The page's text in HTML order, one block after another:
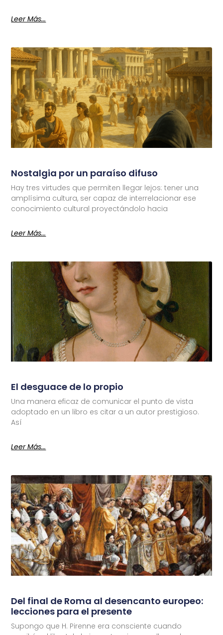
Leer Más...
Nostalgia por un paraíso difuso
Hay tres virtudes que permiten llegar lejos: tener una
amplísima cultura, ser capaz de interrelacionar ese
conocimiento cultural proyectándolo hacia
Leer Más...
El desguace de lo propio
Una manera eficaz de comunicar el punto de vista
adoptado en un libro es citar a un autor prestigioso.
Así
Leer Más...
Del final de Roma al desencanto europeo:
lecciones para el presente
Supongo que H. Pirenne era consciente cuando